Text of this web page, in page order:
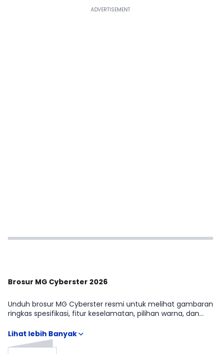
Brosur MG Cyberster 2026
Unduh brosur MG Cyberster resmi untuk melihat gambaran
ringkas spesifikasi, fitur keselamatan, pilihan warna, dan
perbedaan MG MG Cyberster Electric tanpa menebak-
nebak. Anda bisa hubungi kami di kolom chat.